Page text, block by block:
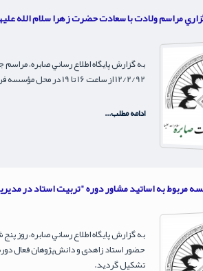
مراسم ولادت با سعادت حضرت زهرا سلام الله
به گزارش پايگاه اطلاع رساني صابره،
12/2/92 از ساعت 16 تا 19 در محل مؤسسه فرهنگي قرآن و عترت صابره (س) برگزار خواهد شد.
ادامه مطلب...
مربوط به اساتيد مشاور دوره "تربيت استاد در
حضور استاد زاهدی و دانش‌پژوهان فعال
تشکیل گردید.